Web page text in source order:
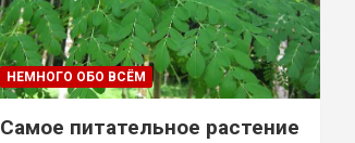
НЕМНОГО ОБО ВСЁМ
Самое питательное растение